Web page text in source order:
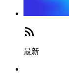
最新